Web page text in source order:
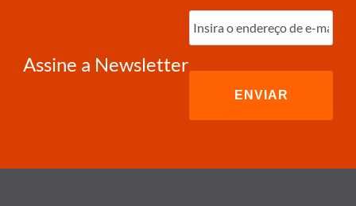
Assine a Newsletter
Digite
o
e-